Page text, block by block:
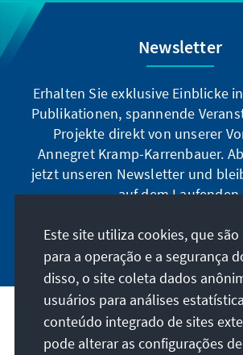
Newsletter
Erhalten Sie exklusive Einblicke
Publikationen, spannende
Projekte direkt von unserer
Annegret Kramp-Karrenbauer.
jetzt unseren Newsletter und
auf dem Laufenden.
Jetzt abonnieren
Nossa missão
Este site utiliza cookies, que são
para a operação e a segurança
disso, o site coleta dados
usuários para análises
conteúdo integrado de sites
pode alterar as configurações